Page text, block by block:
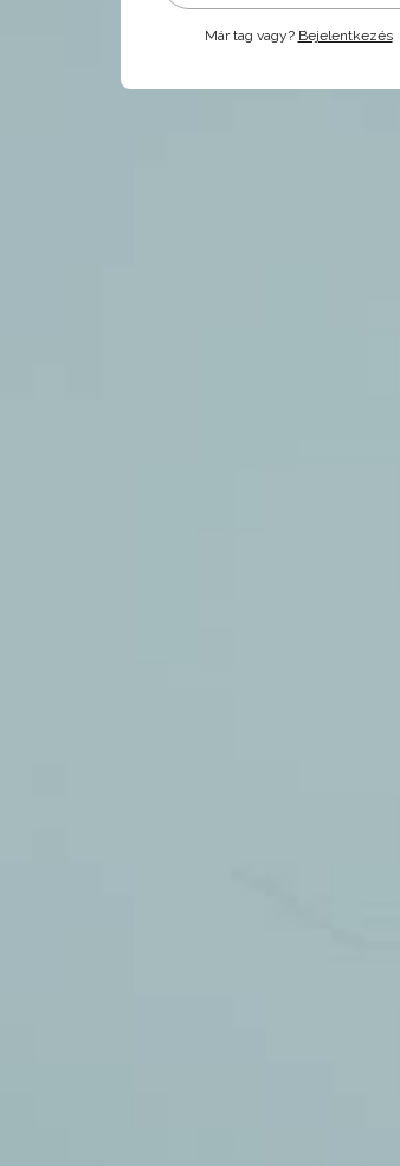
Már tag vagy? Bejelentkezés